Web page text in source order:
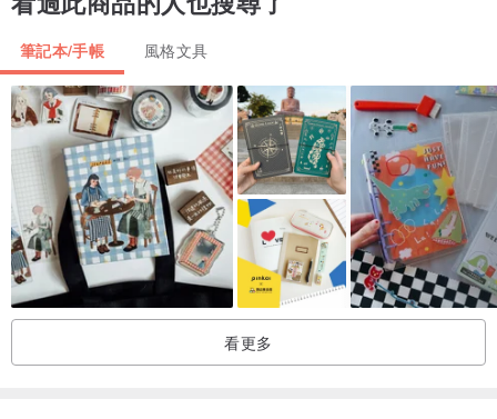
封面(外)：560 g. 工藝創作的紙張
紙張(內)：75 g. 輕質紙、護眼的紙張
共126張空白紙 / 252頁
- - - - - - - - - - - - - - - - - - -
☁ CUSTOM NOTEBOOK (客製化)
筆記本/手帳 風格文具
看更多